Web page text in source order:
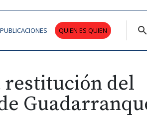
PUBLICACIONES QUIEN ES QUIEN
del